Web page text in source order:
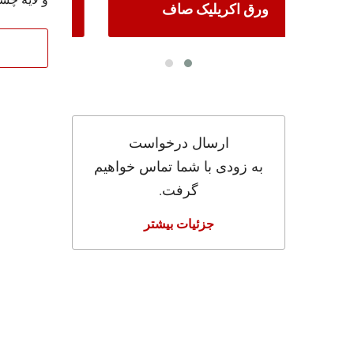
ورق اکریلیک صاف
ارسال درخواست
به زودی با شما تماس خواهیم
گرفت.
جزئیات بیشتر